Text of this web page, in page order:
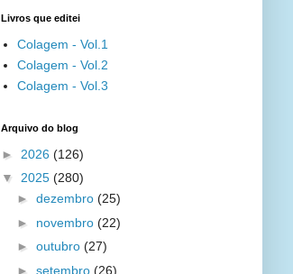
Livros que editei
Colagem - Vol.1
Colagem - Vol.2
Colagem - Vol.3
Arquivo do blog
► 2026 (126)
▼ 2025 (280)
► dezembro (25)
► novembro (22)
► outubro (27)
► setembro (26)